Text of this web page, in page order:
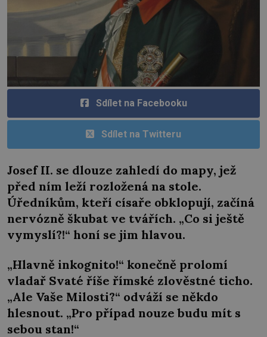
Sdílet na Facebooku
Sdílet na Twitteru
Josef II. se dlouze zahledí do mapy, jež
před ním leží rozložená na stole.
Úředníkům, kteří císaře obklopují, začíná
nervózně škubat ve tvářích. „Co si ještě
vymyslí?!“ honí se jim hlavou.
„Hlavně inkognito!“ konečně prolomí
vladař Svaté říše římské zlověstné ticho.
„Ale Vaše Milosti?“ odváží se někdo
hlesnout. „Pro případ nouze budu mít s
sebou stan!“